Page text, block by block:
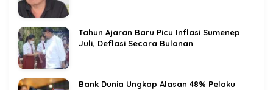
Tahun Ajaran Baru Picu Inflasi Sumenep
Juli, Deflasi Secara Bulanan
Bank Dunia Ungkap Alasan 48% Pelaku